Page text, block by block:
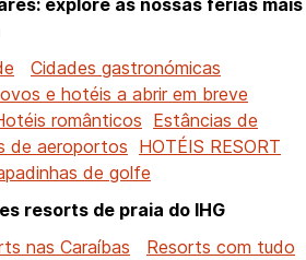
Cidades gastronómicas
e hotéis a abrir em breve
românticos Estâncias de
de aeroportos HOTÉIS RESORT
de golfe
resorts de praia do IHG
nas Caraíbas
Resorts com tudo